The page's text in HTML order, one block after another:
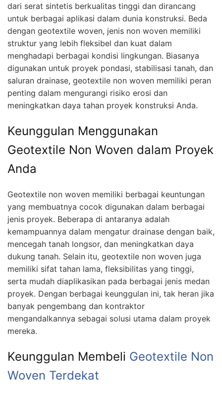
dari serat sintetis berkualitas tinggi dan dirancang
untuk berbagai aplikasi dalam dunia konstruksi. Beda
dengan geotextile woven, jenis non woven memiliki
struktur yang lebih fleksibel dan kuat dalam
menghadapi berbagai kondisi lingkungan. Biasanya
digunakan untuk proyek pondasi, stabilisasi tanah, dan
saluran drainase, geotextile non woven memiliki peran
penting dalam mengurangi risiko erosi dan
meningkatkan daya tahan proyek konstruksi Anda.
Keunggulan Menggunakan
Geotextile Non Woven dalam Proyek
Anda
Geotextile non woven memiliki berbagai keuntungan
yang membuatnya cocok digunakan dalam berbagai
jenis proyek. Beberapa di antaranya adalah
kemampuannya dalam mengatur drainase dengan baik,
mencegah tanah longsor, dan meningkatkan daya
dukung tanah. Selain itu, geotextile non woven juga
memiliki sifat tahan lama, fleksibilitas yang tinggi,
serta mudah diaplikasikan pada berbagai jenis medan
proyek. Dengan berbagai keunggulan ini, tak heran jika
banyak pengembang dan kontraktor
mengandalkannya sebagai solusi utama dalam proyek
mereka.
Keunggulan Membeli Geotextile Non
Woven Terdekat